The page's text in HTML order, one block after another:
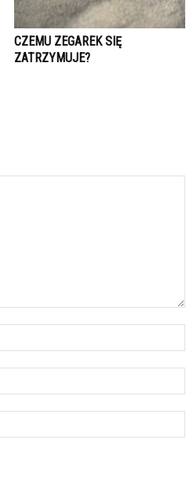
CZEMU ZEGAREK SIĘ
ZATRZYMUJE?